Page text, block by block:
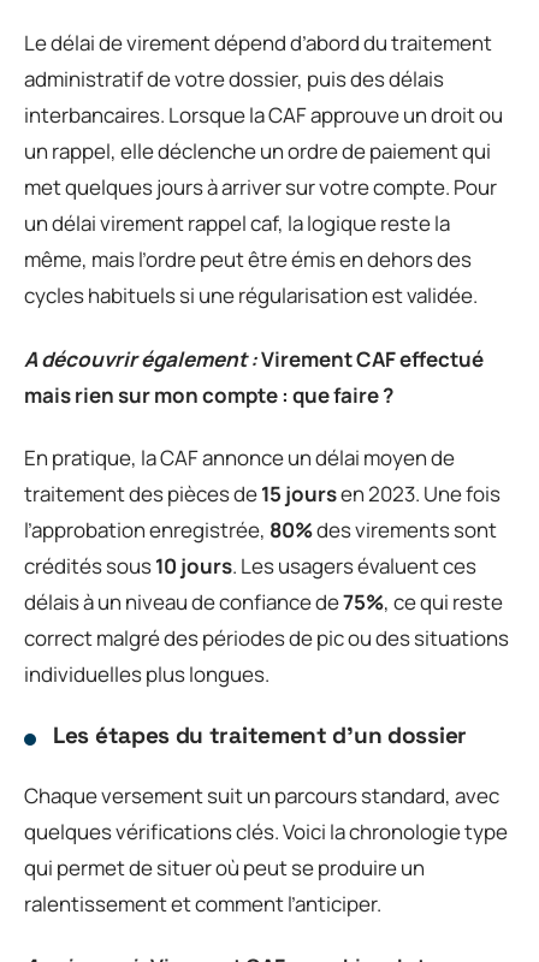
Le délai de virement dépend d’abord du traitement
administratif de votre dossier, puis des délais
interbancaires. Lorsque la CAF approuve un droit ou
un rappel, elle déclenche un ordre de paiement qui
met quelques jours à arriver sur votre compte. Pour
un délai virement rappel caf, la logique reste la
même, mais l’ordre peut être émis en dehors des
cycles habituels si une régularisation est validée.
A découvrir également :Virement CAF effectué
mais rien sur mon compte : que faire ?
En pratique, la CAF annonce un délai moyen de
traitement des pièces de15 joursen 2023. Une fois
l’approbation enregistrée, 80%des virements sont
crédités sous10 jours. Les usagers évaluent ces
délais à un niveau de confiance de75%, ce qui reste
correct malgré des périodes de pic ou des situations
individuelles plus longues.
Les étapes du traitement d’un dossier
Chaque versement suit un parcours standard, avec
quelques vérifications clés. Voici la chronologie type
qui permet de situer où peut se produire un
ralentissement et comment l’anticiper.